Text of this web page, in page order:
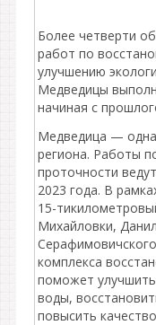
Более четверти
работ по
улучшению
Медведицы
начиная с
Медведица —
региона. Работы
проточности
2023 года. В
15-
Михайловки,
комплекса
поможет улучшить
воды,
повысить